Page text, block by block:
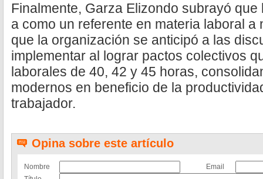
Finalmente, Garza Elizondo subrayó
a como un referente en materia laboral a
que la organización se anticipó a las
implementar al lograr pactos colectivos
laborales de 40, 42 y 45 horas,
modernos en beneficio de la
trabajador.
Opina sobre este artículo
Nombre
Email